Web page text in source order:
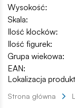
Wysokość:
Skala:
Ilość klocków:
Ilość figurek:
Grupa wiekowa:
EAN:
Lokalizacja
Strona główna